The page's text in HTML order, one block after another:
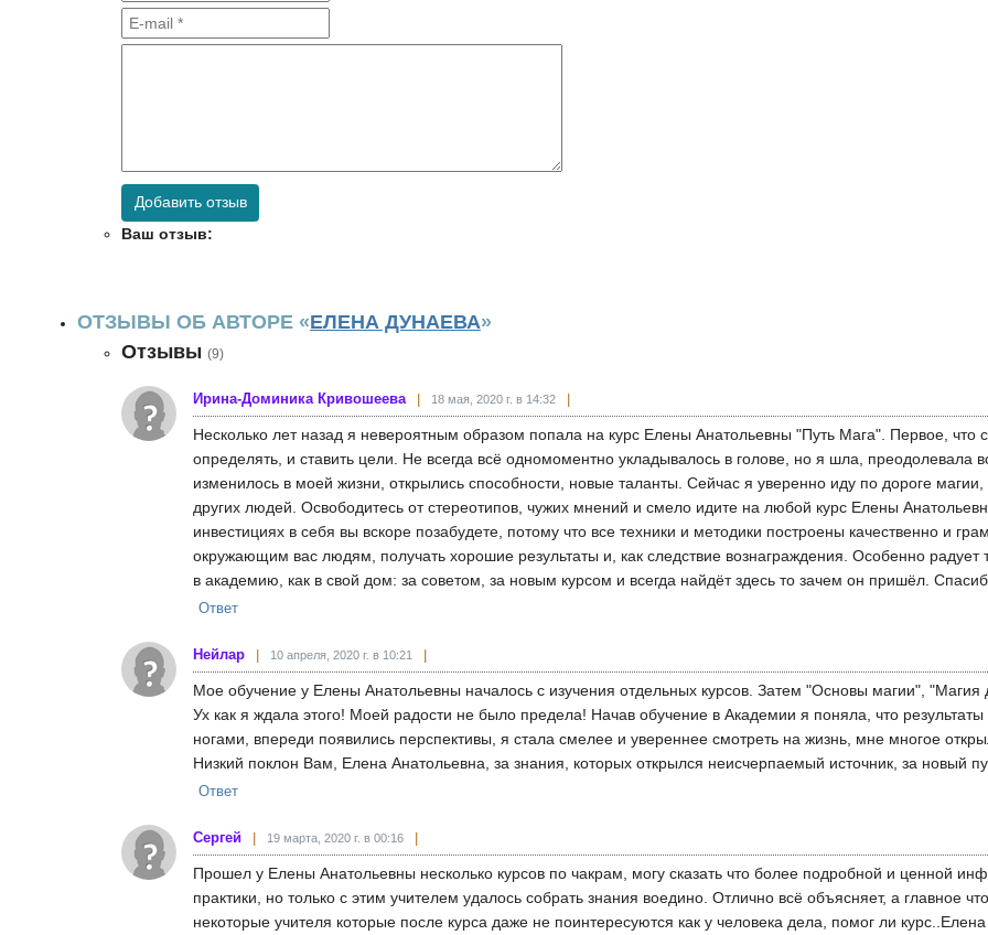
Добавить отзыв
Ваш отзыв:
ОТЗЫВЫ ОБ АВТОРЕ «ЕЛЕНА ДУНАЕВА»
Отзывы (9)
Ирина-Доминика Кривошеева 18 мая, 2020 г. в 14:32
Несколько лет назад я невероятным образом попала на курс Елены Анатольевны "Путь Мага". Первое,
определять, и ставить цели. Не всегда всё одномоментно укладывалось в голове, но я шла, преодолевала
изменилось в моей жизни, открылись способности, новые таланты. Сейчас я уверенно иду по дороге
других людей. Освободитесь от стереотипов, чужих мнений и смело идите на любой курс Елены
инвестициях в себя вы вскоре позабудете, потому что все техники и методики построены качественно и
окружающим вас людям, получать хорошие результаты и, как следствие вознаграждения. Особенно радует
в академию, как в свой дом: за советом, за новым курсом и всегда найдёт здесь то зачем он пришёл.
Ответ
Нейлар 10 апреля, 2020 г. в 10:21
Мое обучение у Елены Анатольевны началось с изучения отдельных курсов. Затем "Основы магии",
Ух как я ждала этого! Моей радости не было предела! Начав обучение в Академии я поняла, что
ногами, впереди появились перспективы, я стала смелее и увереннее смотреть на жизнь, мне многое
Низкий поклон Вам, Елена Анатольевна, за знания, которых открылся неисчерпаемый источник, за новый
Ответ
Сергей 19 марта, 2020 г. в 00:16
Прошел у Елены Анатольевны несколько курсов по чакрам, могу сказать что более подробной и ценной
практики, но только с этим учителем удалось собрать знания воедино. Отлично всё объясняет, а главное
некоторые учителя которые после курса даже не поинтересуются как у человека дела, помог ли